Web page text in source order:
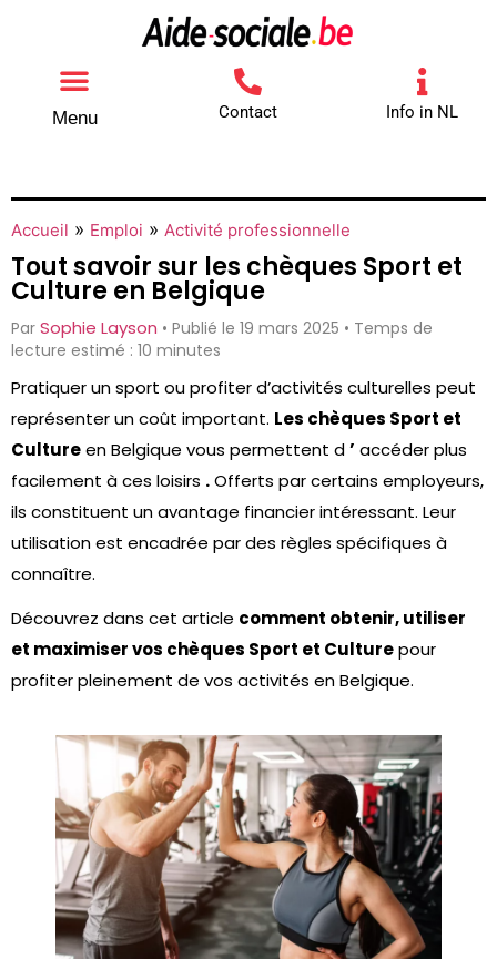
Menu Contact Info in NL
Accueil » Emploi » Activité professionnelle
Tout savoir sur les chèques Sport et
Culture en Belgique
Par Sophie Layson • Publié le 19 mars 2025 • Temps de
lecture estimé : 10 minutes
Pratiquer un sport ou profiter d’activités culturelles peut
représenter un coût important. Les chèques Sport et
Cultureen Belgique vous permettent d’ accéder plus
facilement à ces loisirs .Offerts par certains employeurs,
ils constituent un avantage financier intéressant. Leur
utilisation est encadrée par des règles spécifiques à
connaître.
Découvrez dans cet article comment obtenir, utiliser
et maximiser vos chèques Sport et Culturepour
profiter pleinement de vos activités en Belgique.